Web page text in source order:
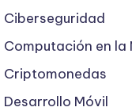
Ciberseguridad
Computación en la
Criptomonedas
Desarrollo Móvil